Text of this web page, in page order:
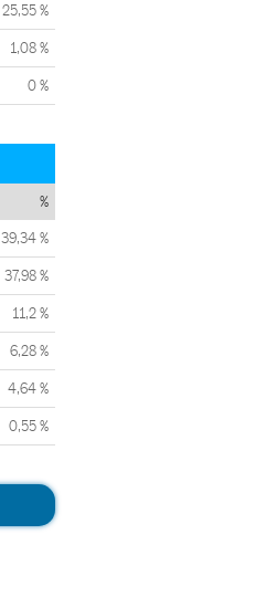
25,55 %
1,08 %
0 %
%
39,34 %
37,98 %
11,2 %
6,28 %
4,64 %
0,55 %